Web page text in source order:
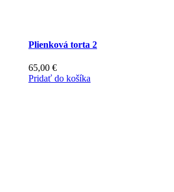
Plienková torta 2
65,00 €
Pridať do košíka